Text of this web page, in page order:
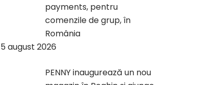
payments, pentru
comenzile de grup, în
România
5 august 2026
PENNY inaugurează un nou